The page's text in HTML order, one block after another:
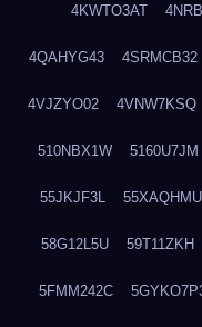
4KWTO3AT
4QAHYG43 4SRMCB32
4VJZYO02 4VNW7KSQ
510NBX1W 5160U7JM
55JKJF3L 55XAQHMU
58G12L5U 59T11ZKH
5FMM242C